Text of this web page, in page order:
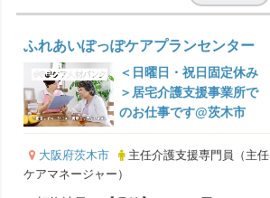
ふれあいぽっぽケアプランセンター
＜日曜日・祝日固定休み
＞居宅介護支援事業所で
のお仕事です@茨木市
大阪府茨木市
主任介護支援専門員（主任
ケアマネージャー）